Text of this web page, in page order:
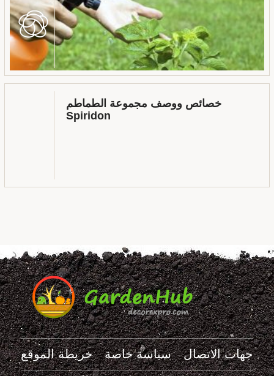
خصائص ووصف مجموعة الطماطم
Spiridon
خريطة الموقع سياسة خاصة جهات الاتصال